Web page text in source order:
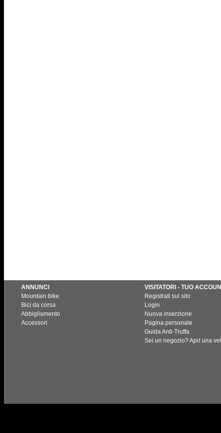
ANNUNCI
Mountain bike
Bici da corsa
Abbigliamento
Accessori
VISITATORI - TUO
Registrati sul sito
Login
Nuova inserzione
Pagina personale
Guida Anti-Truffa
Sei un negozio? Apri una